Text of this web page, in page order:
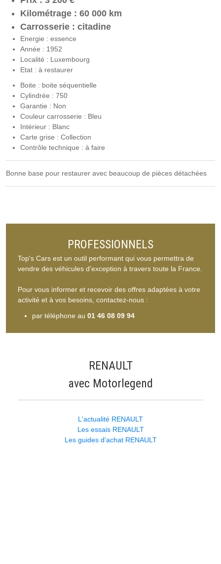
Kilométrage : 60 000 km
Carrosserie : citadine
Energie : essence
Année : 1952
Localité : Luxembourg
Etat : à restaurer
Boite : boite séquentielle
Cylindrée : 750
Garantie : Non
Couleur carrosserie : Bleu
Intérieur : Blanc
Carte grise : Collection
Contrôle technique : à faire
Bonne base pour restaurer avec beaucoup de pièces détachées
PROFESSIONNELS
Top's Cars est un outil performant qui vous permettra de
vendre des véhicules d'exception à travers toute la France.
Pour vous informer et recevoir des offres adaptées à votre
activité et à vos besoins, contactez-nous :
par téléphone au 01 46 08 09 94
RENAULT
avec Motorlegend
L'actualité RENAULT
Les essais RENAULT
Les guides d'achat RENAULT